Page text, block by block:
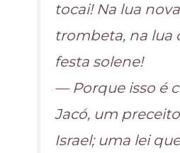
tocai! Na lua
trombeta, na lua
festa solene!
— Porque isso é
Jacó, um
Israel; uma lei